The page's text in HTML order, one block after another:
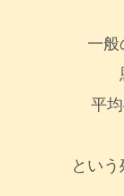
一
平
とい